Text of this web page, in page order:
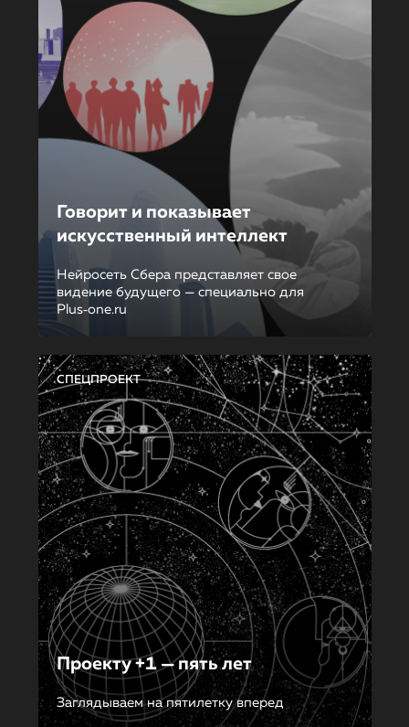
Говорит и показывает
искусственный интеллект
Нейросеть Сбера представляет свое
видение будущего — специально для
Plus‑one.ru
СПЕЦПРОЕКТ
Проекту +1 — пять лет
Заглядываем на пятилетку вперед